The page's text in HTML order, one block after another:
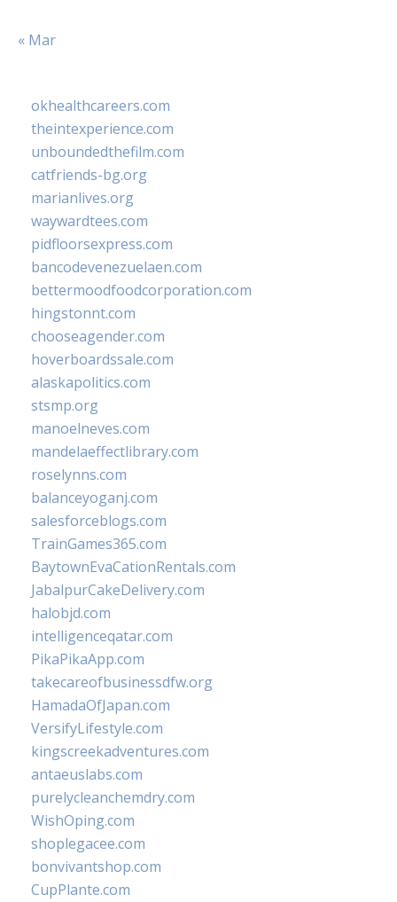
« Mar
okhealthcareers.com
theintexperience.com
unboundedthefilm.com
catfriends-bg.org
marianlives.org
waywardtees.com
pidfloorsexpress.com
bancodevenezuelaen.com
bettermoodfoodcorporation.com
hingstonnt.com
chooseagender.com
hoverboardssale.com
alaskapolitics.com
stsmp.org
manoelneves.com
mandelaeffectlibrary.com
roselynns.com
balanceyoganj.com
salesforceblogs.com
TrainGames365.com
BaytownEvaCationRentals.com
JabalpurCakeDelivery.com
halobjd.com
intelligenceqatar.com
PikaPikaApp.com
takecareofbusinessdfw.org
HamadaOfJapan.com
VersifyLifestyle.com
kingscreekadventures.com
antaeuslabs.com
purelycleanchemdry.com
WishOping.com
shoplegacee.com
bonvivantshop.com
CupPlante.com